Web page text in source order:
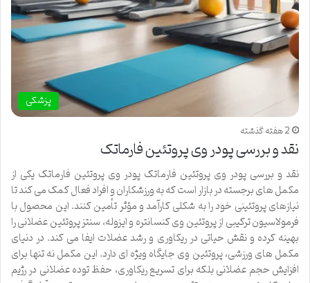
پزشکی
2 هفته گذشته
نقد و بررسی پودر وی پروتئین فارماتک
نقد و بررسی پودر وی پروتئین فارماتک پودر وی پروتئین فارماتک یکی از
مکمل های برجسته در بازار است که به ورزشکاران و افراد فعال کمک می کند تا
نیازهای پروتئینی خود را به شکلی کارآمد و مؤثر تأمین کنند. این محصول با
فرمولاسیون ترکیبی از پروتئین وی کنسانتره و ایزوله، سنتز پروتئین عضلانی را
بهینه کرده و نقش حیاتی در ریکاوری و رشد عضلات ایفا می کند. در دنیای
مکمل های ورزشی، پروتئین وی جایگاه ویژه ای دارد. این مکمل نه تنها برای
افزایش حجم عضلانی بلکه برای تسریع ریکاوری، حفظ توده عضلانی در رژیم